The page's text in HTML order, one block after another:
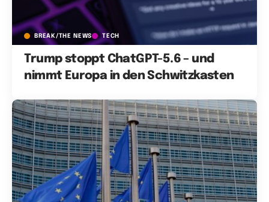
BREAK/THE NEWS TECH
Trump stoppt ChatGPT-5.6 – und
nimmt Europa in den Schwitzkasten